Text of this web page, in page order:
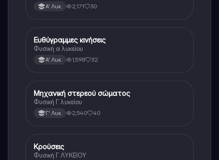
Α' Λυκ. 2,171 30
Φυσική
Ευθύγραμμες κινήσεις
Φυσική α λυκείου
Α' Λυκ. 1,598 32
Φυσική
Μηχανική στερεού σώματος
Φυσική Γ λυκείου
Γ' Λυκ. 2,540 40
Φυσική
Κρούσεις
Φυσική Γ ΛΥΚΕΙΟΥ